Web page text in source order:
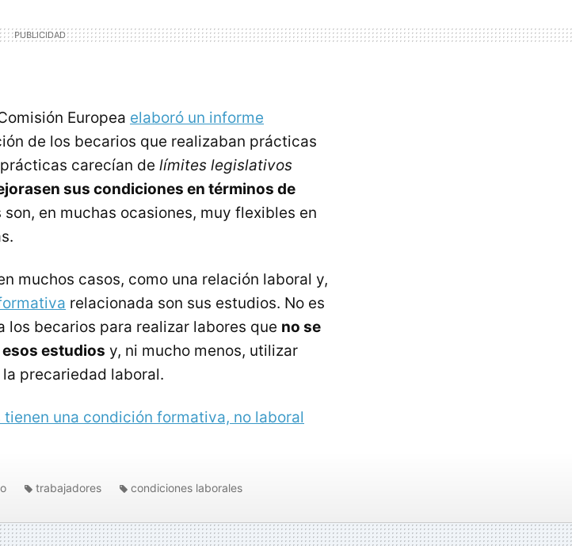
Europea elaboró un informe
de los becarios que realizaban prácticas
carecían de límites legislativos
sus condiciones en términos de
en muchas ocasiones, muy flexibles en
muchos casos, como una relación laboral y,
relacionada son sus estudios. No es
becarios para realizar labores que no se
estudios y, ni mucho menos, utilizar
precariedad laboral.
tienen una condición formativa, no laboral
trabajadores condiciones laborales